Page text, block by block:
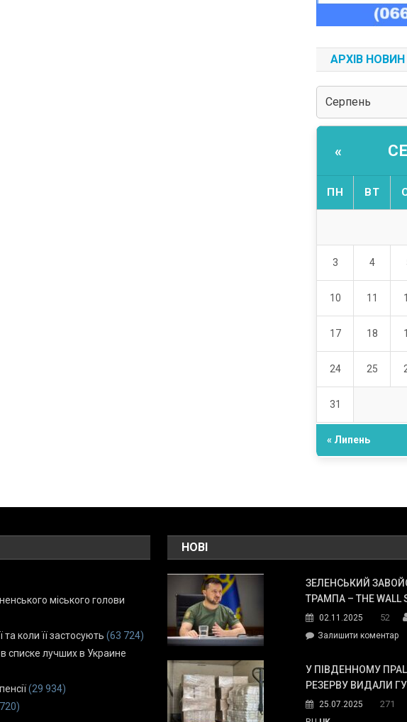
АРХІВ НОВИН
«
ПН ВТ
3 4
10 11
17 18
24 25
31
« Липень
міського голови
коли її застосують (63 724)
списке лучших в Украине
(29 934)
НОВІ
ЗЕЛЕНСЬКИЙ
ТРАМПА – THE WALL
02.11.2025 52
Залишити коментарon
У ПІВДЕННОМУ
РЕЗЕРВУ ВИДАЛИ
25.07.2025 271